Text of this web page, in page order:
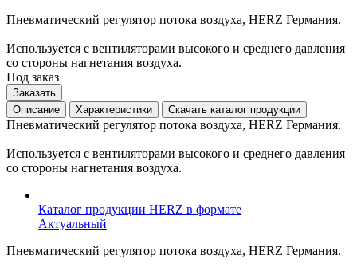
Пневматический регулятор потока воздуха, HERZ Германия.
Используется с вентиляторами высокого и среднего давления
со стороны нагнетания воздуха.
Под заказ
Заказать
Описание
Характеристики Скачать каталог продукции
Пневматический регулятор потока воздуха, HERZ Германия.
Используется с вентиляторами высокого и среднего давления
со стороны нагнетания воздуха.
Каталог продукции HERZ в формате
Актуальный
Пневматический регулятор потока воздуха, HERZ Германия.